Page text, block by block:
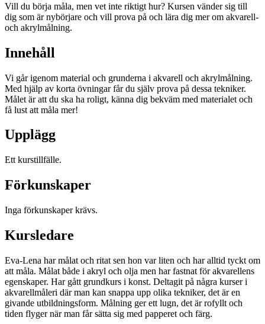
Vill du börja måla, men vet inte riktigt hur? Kursen vänder sig till
dig som är nybörjare och vill prova på och lära dig mer om akvarell-
och akrylmålning.
Innehåll
Vi går igenom material och grunderna i akvarell och akrylmålning.
Med hjälp av korta övningar får du själv prova på dessa tekniker.
Målet är att du ska ha roligt, känna dig bekväm med materialet och
få lust att måla mer!
Upplägg
Ett kurstillfälle.
Förkunskaper
Inga förkunskaper krävs.
Kursledare
Eva-Lena har målat och ritat sen hon var liten och har alltid tyckt om
att måla. Målat både i akryl och olja men har fastnat för akvarellens
egenskaper. Har gått grundkurs i konst. Deltagit på några kurser i
akvarellmåleri där man kan snappa upp olika tekniker, det är en
givande utbildningsform. Målning ger ett lugn, det är rofyllt och
tiden flyger när man får sätta sig med papperet och färg.